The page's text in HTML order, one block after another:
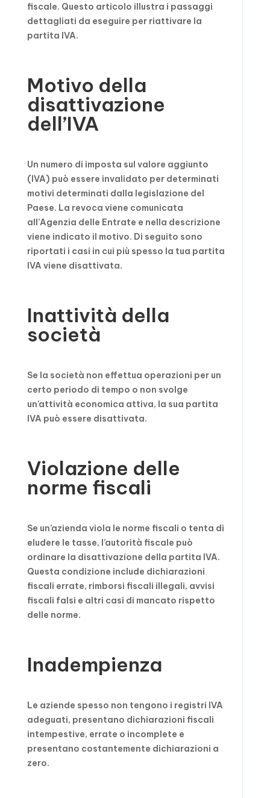
fiscale. Questo articolo illustra i passaggi
dettagliati da eseguire per riattivare la
partita IVA.
Motivo della
disattivazione
dell’IVA
Un numero di imposta sul valore aggiunto
(IVA) può essere invalidato per determinati
motivi determinati dalla legislazione del
Paese. La revoca viene comunicata
all’Agenzia delle Entrate e nella descrizione
viene indicato il motivo. Di seguito sono
riportati i casi in cui più spesso la tua partita
IVA viene disattivata.
Inattività della
società
Se la società non effettua operazioni per un
certo periodo di tempo o non svolge
un’attività economica attiva, la sua partita
IVA può essere disattivata.
Violazione delle
norme fiscali
Se un’azienda viola le norme fiscali o tenta di
eludere le tasse, l’autorità fiscale può
ordinare la disattivazione della partita IVA.
Questa condizione include dichiarazioni
fiscali errate, rimborsi fiscali illegali, avvisi
fiscali falsi e altri casi di mancato rispetto
delle norme.
Inadempienza
Le aziende spesso non tengono i registri IVA
adeguati, presentano dichiarazioni fiscali
intempestive, errate o incomplete e
presentano costantemente dichiarazioni a
zero.